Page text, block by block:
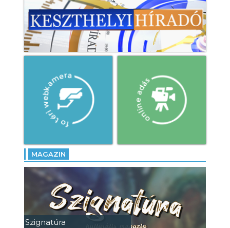
MAGAZIN
Szignatúra